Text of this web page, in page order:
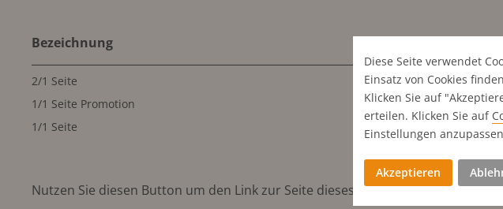
Bezeichnung
2/1 Seite
1/1 Seite Promotion
1/1 Seite
Nutzen Sie diesen Button um den Link zur Seite dieses Titels direkt in die
Diese Seite verwendet
Einsatz von Cookies
Klicken Sie auf
erteilen. Klicken Sie auf
Einstellungen
Akzeptieren